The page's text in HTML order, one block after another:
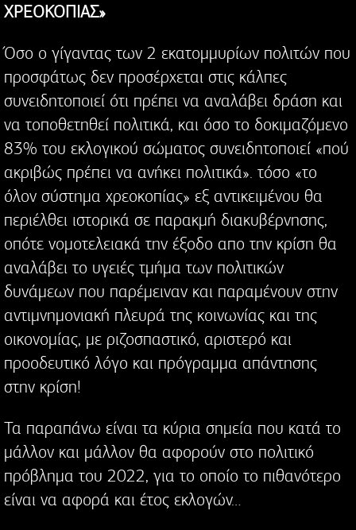
ΧΡΕΟΚΟΠΙΑΣ»
Όσο ο γίγαντας των 2 εκατομμυρίων πολιτών που
προσφάτως δεν προσέρχεται στις κάλπες
συνειδητοποιεί ότι πρέπει να αναλάβει δράση και
να τοποθετηθεί πολιτικά, και όσο το δοκιμαζόμενο
83% του εκλογικού σώματος συνειδητοποιεί «πού
ακριβώς πρέπει να ανήκει πολιτικά». τόσο «το
όλον σύστημα χρεοκοπίας» εξ αντικειμένου θα
περιέλθει ιστορικά σε παρακμή διακυβέρνησης,
οπότε νομοτελειακά την έξοδο απο την κρίση θα
αναλάβει το υγειές τμήμα των πολιτικών
δυνάμεων που παρέμειναν και παραμένουν στην
αντιμνημονιακή πλευρά της κοινωνίας και της
οικονομίας, με ριζοσπαστικό, αριστερό και
προοδευτικό λόγο και πρόγραμμα απάντησης
στην κρίση!
Τα παραπάνω είναι τα κύρια σημεία που κατά το
μάλλον και μάλλον θα αφορούν στο πολιτικό
πρόβλημα του 2022, για το οποίο το πιθανότερο
είναι να αφορά και έτος εκλογών…